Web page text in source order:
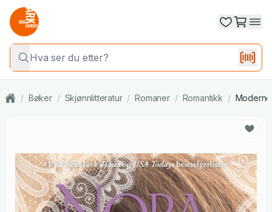
/ Bøker / Skjønnlitteratur / Romaner / Romantikk /